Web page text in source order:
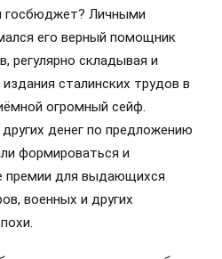
госбюджет? Личными
его верный помощник
регулярно складывая и
сталинских трудов в
огромный сейф.
денег по предложению
формироваться и
премии для выдающихся
военных и других